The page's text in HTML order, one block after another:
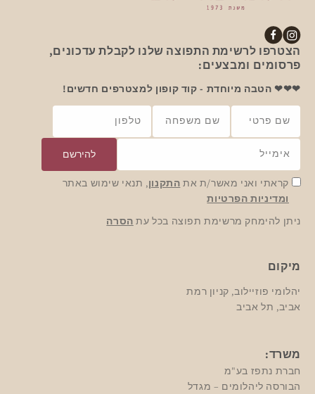
אינסטגרם
פייסבוק
הצטרפו לרשימת התפוצה שלנו לקבלת עדכונים,
פרסומים ומבצעים:
❤❤❤ הטבה מיוחדת - קוד קופון למצטרפים חדשים!
שם פרטי שם משפחה טלפון
אימייל להירשם
קראתי ואני מאשר/ת את התקנון, תנאי שימוש באתר
ומדיניות הפרטיות
ניתן להימחק מרשימת תפוצה בכל עת הסרה
מיקום
יהלומי פוזיילוב, קניון רמת
אביב, תל אביב
משרד:
חברת נתפז בע"מ
הבורסה ליהלומים – מגדל